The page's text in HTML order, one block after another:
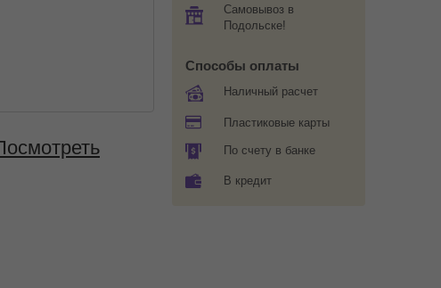
Самовывоз в
Подольске!
Способы оплаты
Наличный расчет
Пластиковые карты
По счету в банке
В кредит